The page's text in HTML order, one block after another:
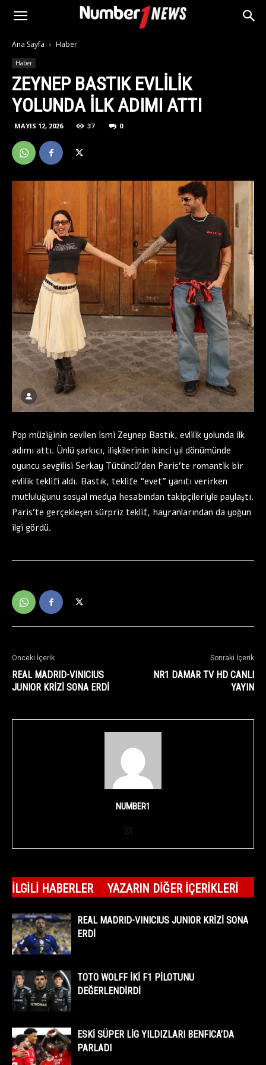
Ana Sayfa Haber
Haber
ZEYNEP BASTIK EVLILIK
YOLUNDA ILK ADIMI ATTI
MAYIS 12, 2026 37 0
Pop müziğinin sevilen ismi Zeynep Bastık, evlilik yolunda ilk
adımı attı. Ünlü şarkıcı, ilişkilerinin ikinci yıl dönümünde
oyuncu sevgilisi Serkay Tütüncü’den Paris’te romantik bir
evlilik teklifi aldı. Bastık, teklife “evet” yanıtı verirken
mutluluğunu sosyal medya hesabından takipçileriyle paylaştı.
Paris’te gerçekleşen sürpriz teklif, hayranlarından da yoğun
ilgi gördü.
Önceki İçerik
REAL MADRID-VINICIUS
JUNIOR KRİZİ SONA ERDİ
Sonraki İçerik
NR1 DAMAR TV HD CANLI
YAYIN
NUMBER1
İLGILI HABERLER YAZARIN DIĞER İÇERIKLERI
REAL MADRID-VINICIUS JUNIOR KRİZİ SONA
ERDİ
TOTO WOLFF İKİ F1 PİLOTUNU
DEĞERLENDİRDİ
ESKİ SÜPER LİG YILDIZLARI BENFICA’DA
PARLADI